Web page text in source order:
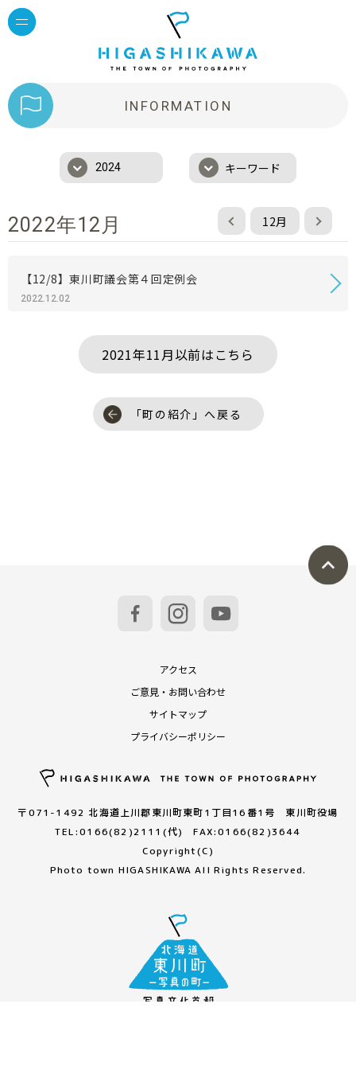
INFORMATION
2024 キーワード
2022年12月 12月
【12/8】東川町議会第４回定例会
2022.12.02
2021年11月以前はこちら
「町の紹介」へ戻る
アクセス
ご意見・お問い合わせ
サイトマップ
プライバシーポリシー
〒071-1492 北海道上川郡東川町東町1丁目16番1号 東川町役場
TEL:0166(82)2111(代) FAX:0166(82)3644
Copyright(C)
Photo town HIGASHIKAWA All Rights Reserved.